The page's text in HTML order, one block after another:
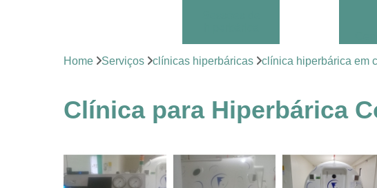
oxigenoterapia
feridas
Tratamentos
Tratamentos por
hiperbárica
Home Serviços clínicas hiperbáricas clínica hiperbárica em
Clínica para Hiperbárica